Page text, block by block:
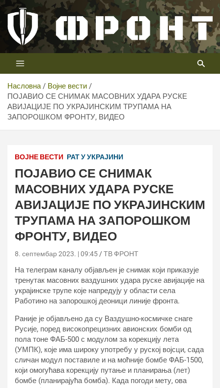
Скип
цонтент
Телевизија ФРОНТ
Први војни канал у Србији
Насловна
Војне вести
ПОЈАВИО СЕ СНИМАК МАСОВНИХ УДАРА РУСКЕ
АВИЈАЦИЈЕ ПО УКРАЈИНСКИМ ТРУПАМА НА
ЗАПОРОШКОМ ФРОНТУ, ВИДЕО
ВОЈНЕ ВЕСТИ РАТ У УКРАЈИНИ
ПОЈАВИО СЕ СНИМАК
МАСОВНИХ УДАРА РУСКЕ
АВИЈАЦИЈЕ ПО УКРАЈИНСКИМ
ТРУПАМА НА ЗАПОРОШКОМ
ФРОНТУ, ВИДЕО
8. септембар 2023. | 09:45 ТВ ФРОНТ
На телеграм каналу објављен је снимак који приказује
тренутак масовних ваздушних удара руске авијације на
украјинске трупе које напредују у области села
Работино на запорошкој деоници линије фронта.
Раније је објављено да су Ваздушно-космичке снаге
Русије, поред високопрецизних авионских бомби од
пола тоне ФАБ-500 с модулом за корекцију лета
(УМПК), које има широку употребу у руској војсци, сада
сличан модул поставиле и на моћније бомбе ФАБ-1500,
који омогућава корекцију путање и планирања (лет)
бомбе (планирајућа бомба). Када погоди мету, ова